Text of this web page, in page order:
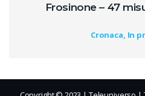
Frosinone – 47
Cronaca, In